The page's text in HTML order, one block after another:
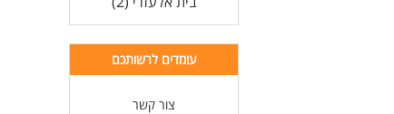
עומדים לרשותכם
צור קשר